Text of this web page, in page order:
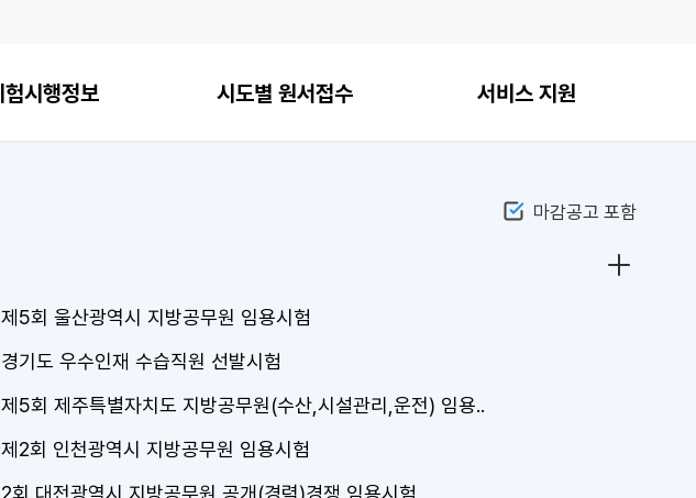
험시행정보 시도별 원서접수 서비스 지원
5회 울산광역시 지방공무원 임용시험
기도 우수인재 수습직원 선발시험
5회 제주특별자치도 지방공무원(수산,시설관리,운전) 임용..
2회 인천광역시 지방공무원 임용시험
회 대전광역시 지방공무원 공개(경력)경쟁 임용시험
마감공고 포함
채용 더보기